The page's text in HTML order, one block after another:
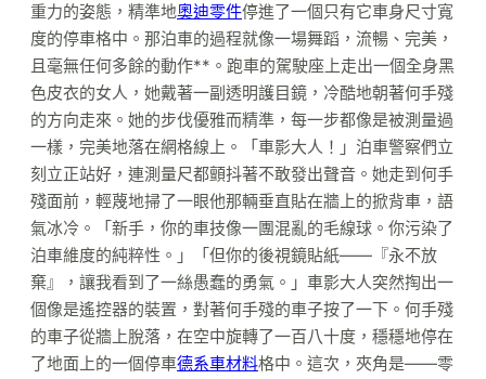
重力的姿態，精準地奧迪零件停進了一個只有它車身尺寸寬
度的停車格中。那泊車的過程就像一場舞蹈，流暢、完美，
且毫無任何多餘的動作**。跑車的駕駛座上走出一個全身黑
色皮衣的女人，她戴著一副透明護目鏡，冷酷地朝著何手殘
的方向走來。她的步伐優雅而精準，每一步都像是被測量過
一樣，完美地落在網格線上。「車影大人！」泊車警察們立
刻立正站好，連測量尺都顫抖著不敢發出聲音。她走到何手
殘面前，輕蔑地掃了一眼他那輛垂直貼在牆上的掀背車，語
氣冰冷。「新手，你的車技像一團混亂的毛線球。你污染了
泊車維度的純粹性。」「但你的後視鏡貼紙——『永不放
棄』，讓我看到了一絲愚蠢的勇氣。」車影大人突然掏出一
個像是遙控器的裝置，對著何手殘的車子按了一下。何手殘
的車子從牆上脫落，在空中旋轉了一百八十度，穩穩地停在
了地面上的一個停車德系車材料格中。這次，夾角是——零